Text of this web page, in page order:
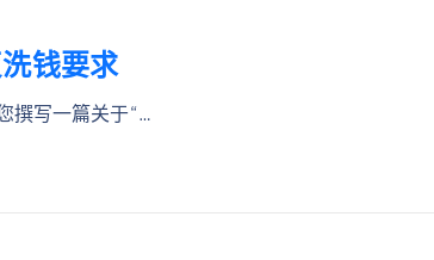
钱要求
撰写一篇关于“…